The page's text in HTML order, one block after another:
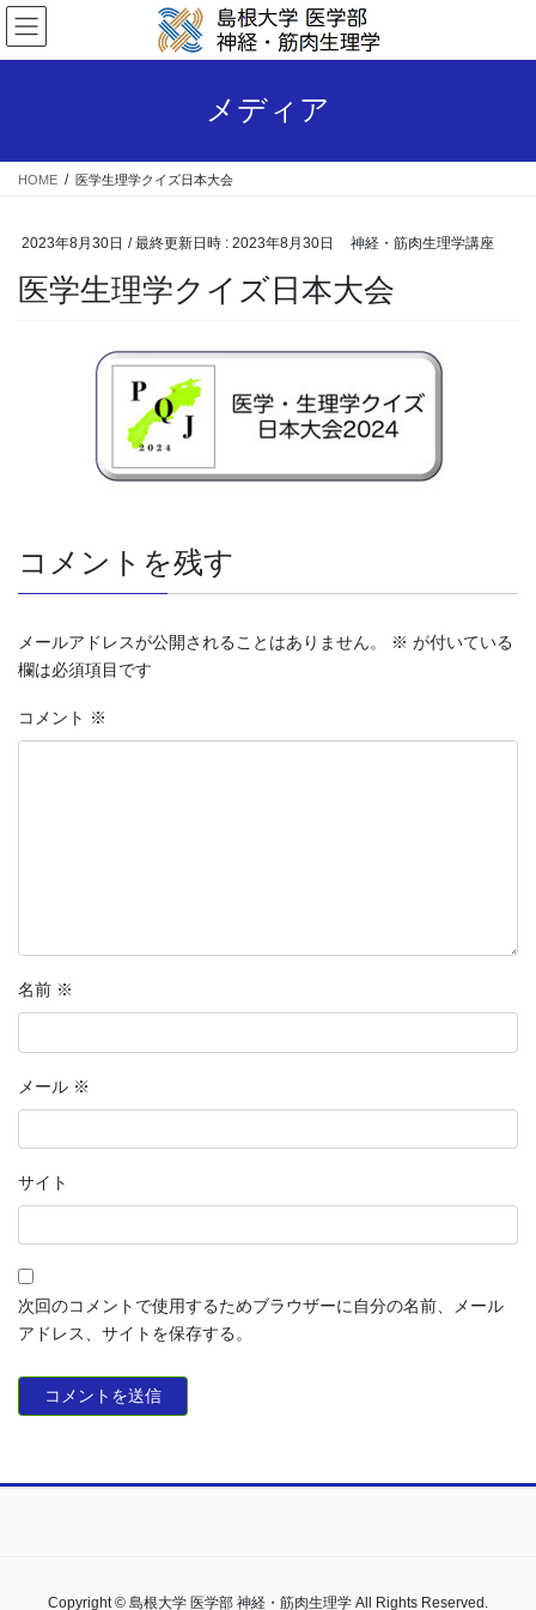
コ
ン
テ
ス
ナ
ビ
ゲ
ン
メディア
HOME 医学生理学クイズ日本大会
2023年8月30日 / 最終更新日時 : 2023年8月30日 神経・筋肉生理学講座
医学生理学クイズ日本大会
コメントを残す
メールアドレスが公開されることはありません。 ※ が付いている
欄は必須項目です
コメント ※
名前 ※
メール ※
サイト
次回のコメントで使用するためブラウザーに自分の名前、メール
アドレス、サイトを保存する。
Copyright © 島根大学 医学部 神経・筋肉生理学 All Rights Reserved.